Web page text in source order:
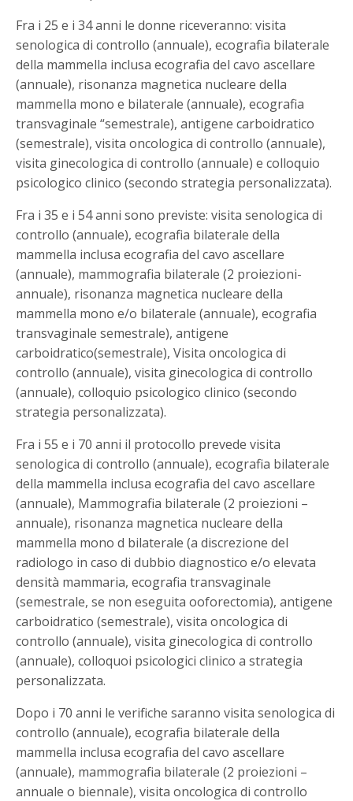
Fra i 25 e i 34 anni le donne riceveranno: visita
senologica di controllo (annuale), ecografia bilaterale
della mammella inclusa ecografia del cavo ascellare
(annuale), risonanza magnetica nucleare della
mammella mono e bilaterale (annuale), ecografia
transvaginale “semestrale), antigene carboidratico
(semestrale), visita oncologica di controllo (annuale),
visita ginecologica di controllo (annuale) e colloquio
psicologico clinico (secondo strategia personalizzata).
Fra i 35 e i 54 anni sono previste: visita senologica di
controllo (annuale), ecografia bilaterale della
mammella inclusa ecografia del cavo ascellare
(annuale), mammografia bilaterale (2 proiezioni-
annuale), risonanza magnetica nucleare della
mammella mono e/o bilaterale (annuale), ecografia
transvaginale semestrale), antigene
carboidratico(semestrale), Visita oncologica di
controllo (annuale), visita ginecologica di controllo
(annuale), colloquio psicologico clinico (secondo
strategia personalizzata).
Fra i 55 e i 70 anni il protocollo prevede visita
senologica di controllo (annuale), ecografia bilaterale
della mammella inclusa ecografia del cavo ascellare
(annuale), Mammografia bilaterale (2 proiezioni –
annuale), risonanza magnetica nucleare della
mammella mono d bilaterale (a discrezione del
radiologo in caso di dubbio diagnostico e/o elevata
densità mammaria, ecografia transvaginale
(semestrale, se non eseguita ooforectomia), antigene
carboidratico (semestrale), visita oncologica di
controllo (annuale), visita ginecologica di controllo
(annuale), colloquoi psicologici clinico a strategia
personalizzata.
Dopo i 70 anni le verifiche saranno visita senologica di
controllo (annuale), ecografia bilaterale della
mammella inclusa ecografia del cavo ascellare
(annuale), mammografia bilaterale (2 proiezioni –
annuale o biennale), visita oncologica di controllo